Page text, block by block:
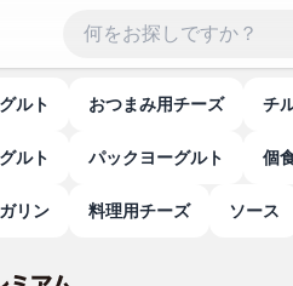
グルト おつまみ用チーズ
ルト パックヨーグルト
ガリン 料理用チーズ ソース